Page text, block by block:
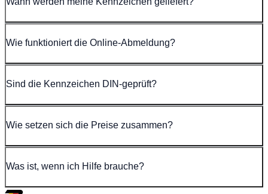
Wie funktioniert die Online-Abmeldung?
Sind die Kennzeichen DIN-geprüft?
Wie setzen sich die Preise zusammen?
Was ist, wenn ich Hilfe brauche?